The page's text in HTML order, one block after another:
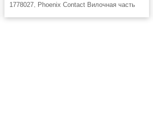
1778027, Phoenix Contact Вилочная часть